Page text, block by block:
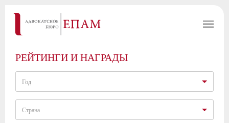
РЕЙТИНГИ И НАГРАДЫ
Год
Страна